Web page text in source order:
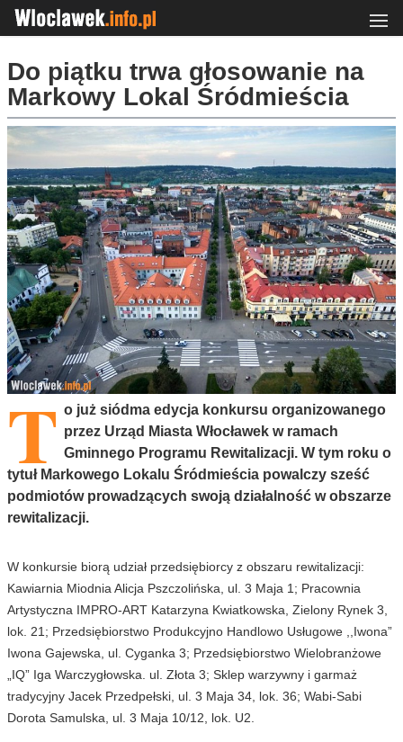
Do piątku trwa głosowanie na
Markowy Lokal Śródmieścia
T o już siódma edycja konkursu organizowanego
przez Urząd Miasta Włocławek w ramach
Gminnego Programu Rewitalizacji. W tym roku o
tytuł Markowego Lokalu Śródmieścia powalczy sześć
podmiotów prowadzących swoją działalność w obszarze
rewitalizacji.
W konkursie biorą udział przedsiębiorcy z obszaru rewitalizacji:
Kawiarnia Miodnia Alicja Pszczolińska, ul. 3 Maja 1; Pracownia
Artystyczna IMPRO-ART Katarzyna Kwiatkowska, Zielony Rynek 3,
lok. 21; Przedsiębiorstwo Produkcyjno Handlowo Usługowe ,,Iwona”
Iwona Gajewska, ul. Cyganka 3; Przedsiębiorstwo Wielobranżowe
„IQ” Iga Warczygłowska. ul. Złota 3; Sklep warzywny i garmaż
tradycyjny Jacek Przedpełski, ul. 3 Maja 34, lok. 36; Wabi-Sabi
Dorota Samulska, ul. 3 Maja 10/12, lok. U2.